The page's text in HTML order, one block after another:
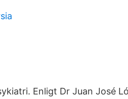
Enligt Dr Juan José